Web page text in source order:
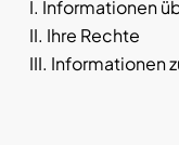
I. Informationen
II. Ihre Rechte
III. Informationen